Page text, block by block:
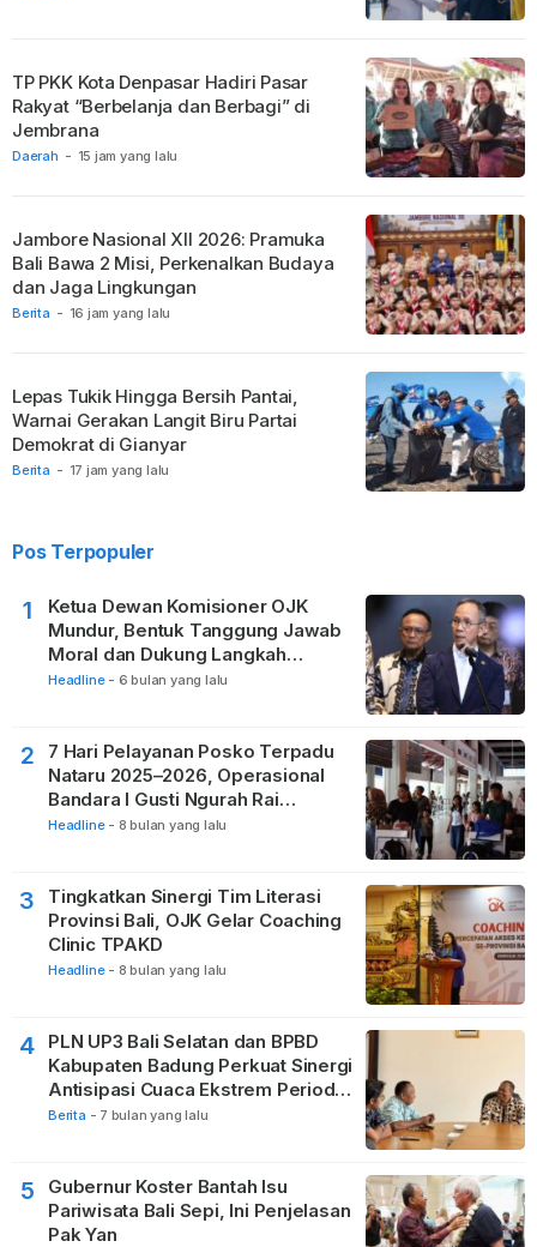
Daerah - 15 jam yang lalu
TP PKK Kota Denpasar Hadiri Pasar
Rakyat “Berbelanja dan Berbagi” di
Jembrana
Berita - 16 jam yang lalu
Jambore Nasional XII 2026: Pramuka
Bali Bawa 2 Misi, Perkenalkan Budaya
dan Jaga Lingkungan
Berita - 17 jam yang lalu
Lepas Tukik Hingga Bersih Pantai,
Warnai Gerakan Langit Biru Partai
Demokrat di Gianyar
Pos Terpopuler
1
Ketua Dewan Komisioner OJK
Mundur, Bentuk Tanggung Jawab
Moral dan Dukung Langkah
Pemulihan
Headline - 6 bulan yang lalu
2
7 Hari Pelayanan Posko Terpadu
Nataru 2025–2026, Operasional
Bandara I Gusti Ngurah Rai
Berjalan Lancar
Headline - 8 bulan yang lalu
3
Tingkatkan Sinergi Tim Literasi
Provinsi Bali, OJK Gelar Coaching
Clinic TPAKD
Headline - 8 bulan yang lalu
4
PLN UP3 Bali Selatan dan BPBD
Kabupaten Badung Perkuat Sinergi
Antisipasi Cuaca Ekstrem Periode
Nataru
Berita - 7 bulan yang lalu
5
Gubernur Koster Bantah Isu
Pariwisata Bali Sepi, Ini Penjelasan
Pak Yan